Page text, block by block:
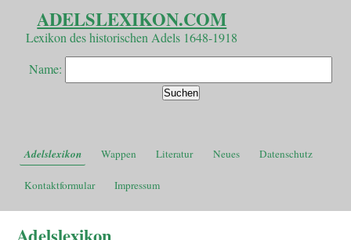
ADELSLEXIKON.COM
Lexikon des historischen Adels 1648-1918
Name:
Adelslexikon Wappen Literatur Neues Datenschutz
Kontaktformular Impressum